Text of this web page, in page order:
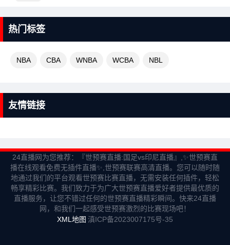
热门标签
NBA CBA WNBA WCBA NBL
友情链接
24直播网为您推荐：『世预赛直播:国足vs印尼直播』,✨世预赛直
播在线观看免费无插件直播✨,世预赛联赛高清直播。您可以随时随
地通过我们的平台观看世预赛比赛直播，无需安装任何插件，轻松
畅享精彩比赛。我们致力于为广大世预赛直播爱好者提供最优质的
直播服务，让您不错过任何的世预赛直播精彩瞬间。快来24直播
网，和我们一起感受世预赛激烈的比赛现场吧！
XML地图 滇ICP备2023007175号-35